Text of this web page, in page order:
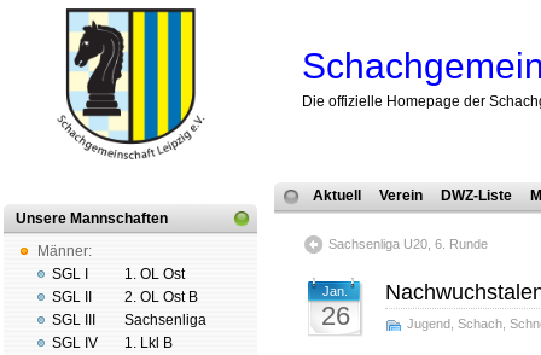
Die offizielle Homepage der
Unsere Mannschaften
Männer:
SGL I
SGL II
SGL III
SGL IV
1. OL Ost
2. OL Ost B
Sachsenliga
1. Lkl B
Aktuell Verein DWZ-Liste
Sachsenliga U20, 6. Runde
Jan.
26 Jugend Schach